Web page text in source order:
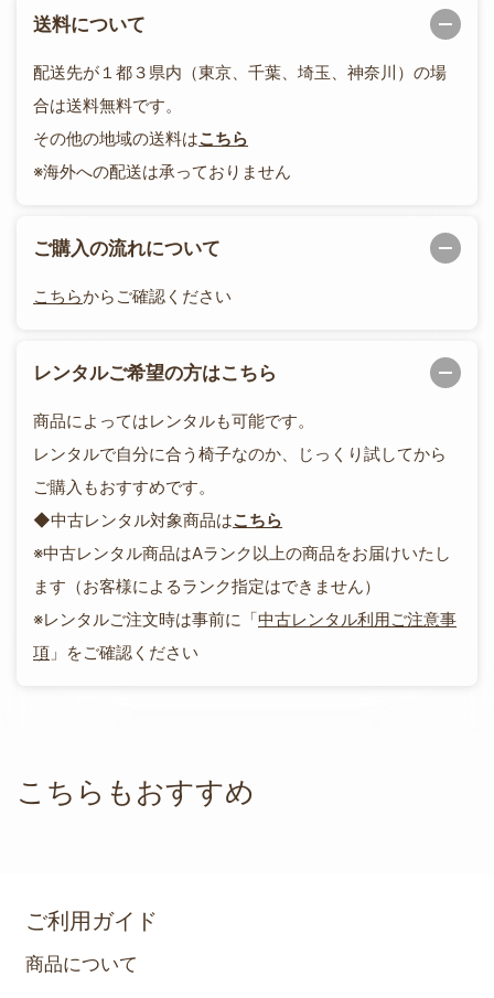
送料について
配送先が１都３県内（東京、千葉、埼玉、神奈川）の場
合は送料無料です。
その他の地域の送料はこちら
※海外への配送は承っておりません
ご購入の流れについて
こちらからご確認ください
レンタルご希望の方はこちら
商品によってはレンタルも可能です。
レンタルで自分に合う椅子なのか、じっくり試してから
ご購入もおすすめです。
◆中古レンタル対象商品はこちら
※中古レンタル商品はAランク以上の商品をお届けいたし
ます（お客様によるランク指定はできません）
※レンタルご注文時は事前に「中古レンタル利用ご注意事
項 」をご確認ください
こちらもおすすめ
ご利用ガイド
商品について